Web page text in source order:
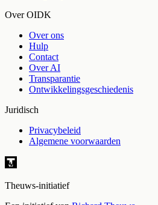
Over OIDK
Over ons
Hulp
Contact
Over AI
Transparantie
Ontwikkelingsgeschiedenis
Juridisch
Privacybeleid
Algemene voorwaarden
Theuws-initiatief